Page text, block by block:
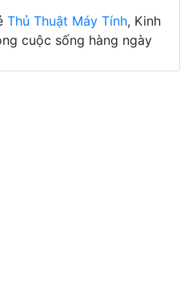
Thủ Thuật Máy Tính, Kinh
cuộc sống hàng ngày